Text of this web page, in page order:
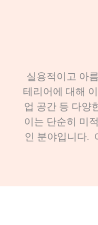
실용적이고 아
테리어에 대해
업 공간 등 다양
이는 단순히 미
인 분야입니다.